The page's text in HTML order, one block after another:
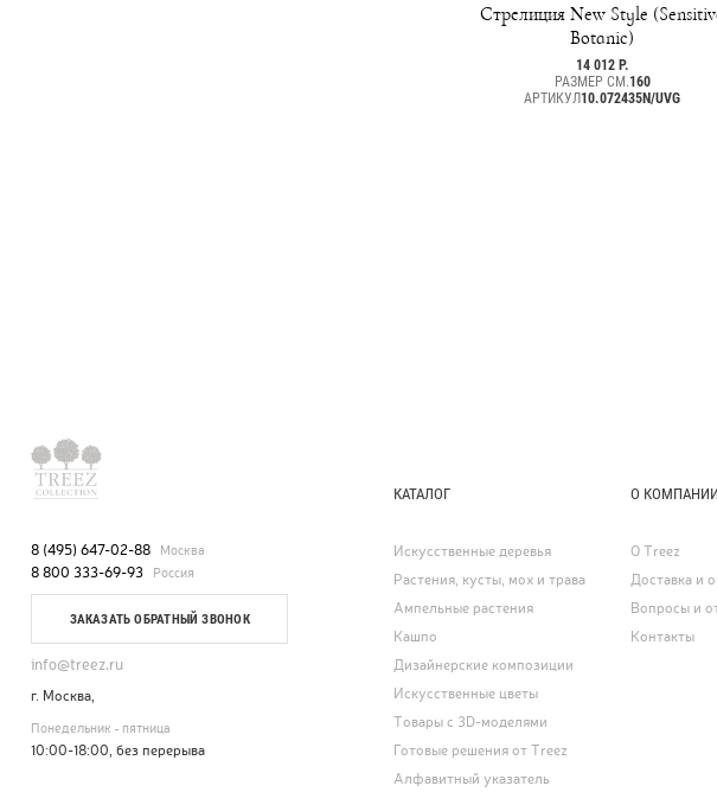
Стрелиция New Style
Botanic)
14 012 Р.
РАЗМЕР СМ.160
АРТИКУЛ10.072435N/UVG
8 (495) 647-02-88 Москва
8 800 333-69-93 Россия
ЗАКАЗАТЬ ОБРАТНЫЙ ЗВОНОК
info@treez.ru
г. Москва,
Понедельник - пятница
10:00-18:00, без перерыва
КАТАЛОГ
Искусственные деревья
Растения, кусты, мох и трава
Ампельные растения
Кашпо
Дизайнерские композиции
Искусственные цветы
Товары с 3D-моделями
Готовые решения от Treez
Алфавитный указатель
О КОМПАНИИ
О Treez
Доставка и
Вопросы и
Контакты